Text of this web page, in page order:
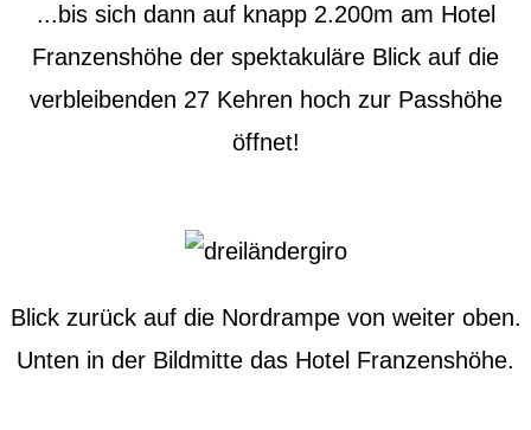
...bis sich dann auf knapp 2.200m am Hotel
Franzenshöhe der spektakuläre Blick auf die
verbleibenden 27 Kehren hoch zur Passhöhe
öffnet!
Blick zurück auf die Nordrampe von weiter oben.
Unten in der Bildmitte das Hotel Franzenshöhe.